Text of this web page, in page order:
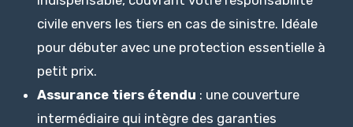
civile envers les tiers en cas de sinistre. Idéale
pour débuter avec une protection essentielle à
petit prix.
Assurance tiers étendu : une couverture
intermédiaire qui intègre des garanties